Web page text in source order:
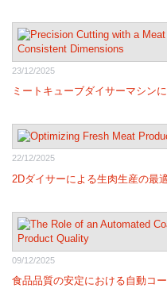
23/12/2025
ミートキューブダイサーマシン
22/12/2025
2Dダイサーによる生肉生産の最
09/12/2025
食品品質の安定における自動コ